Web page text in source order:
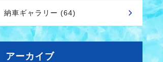
納車ギャラリー (64)
アーカイブ